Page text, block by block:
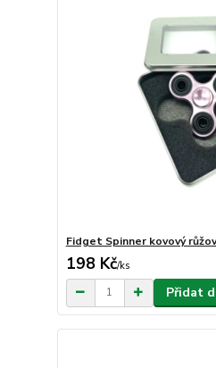
Fidget Spinner kovový
198 Kč/ks
Přidat